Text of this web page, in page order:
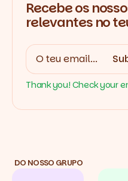
Recebe os
relevantes no
Thank you! Check your
DO NOSSO GRUPO